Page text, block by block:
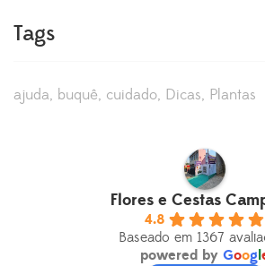
Tags
ajuda buquê cuidado Dicas Plantas
Flores e Cestas
4.8
Baseado em 1367
powered by Googl